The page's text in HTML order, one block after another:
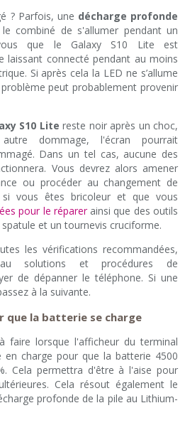
? Parfois, une décharge profonde
le combiné de s'allumer pendant un
que le Galaxy S10 Lite est
laissant connecté pendant au moins
Si après cela la LED ne s’allume
peut probablement provenir
S10 Lite reste noir après un choc,
dommage, l'écran pourrait
Dans un tel cas, aucune des
Vous devrez alors amener
ou procéder au changement de
vous êtes bricoleur et que vous
pour le réparerainsi que des outils
et un tournevis cruciforme.
les vérifications recommandées,
solutions et procédures de
de dépanner le téléphone. Si une
à la suivante.
que la batterie se charge
faire lorsque l'afficheur du terminal
charge pour que la batterie 4500
Cela permettra d'être à l'aise pour
Cela résout également le
profonde de la pile au Lithium-